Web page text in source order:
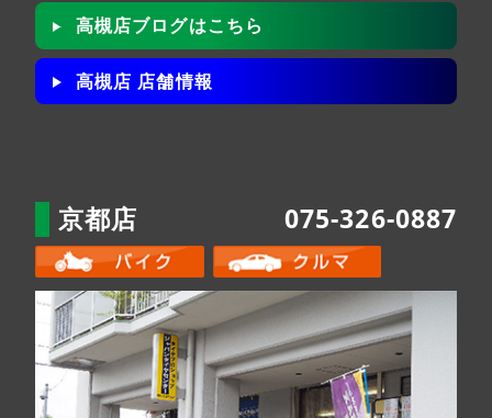
高槻店ブログはこちら
高槻店 店舗情報
京都店 075-326-0887